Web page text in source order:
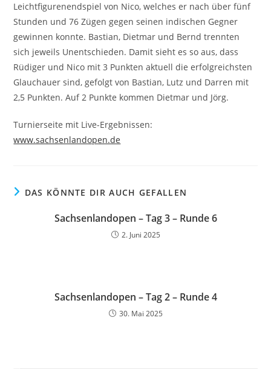
Leichtfigurenendspiel von Nico, welches er nach über fünf
Stunden und 76 Zügen gegen seinen indischen Gegner
gewinnen konnte. Bastian, Dietmar und Bernd trennten
sich jeweils Unentschieden. Damit sieht es so aus, dass
Rüdiger und Nico mit 3 Punkten aktuell die erfolgreichsten
Glauchauer sind, gefolgt von Bastian, Lutz und Darren mit
2,5 Punkten. Auf 2 Punkte kommen Dietmar und Jörg.
Turnierseite mit Live-Ergebnissen:
www.sachsenlandopen.de
DAS KÖNNTE DIR AUCH GEFALLEN
Sachsenlandopen – Tag 3 – Runde 6
2. Juni 2025
Sachsenlandopen – Tag 2 – Runde 4
30. Mai 2025